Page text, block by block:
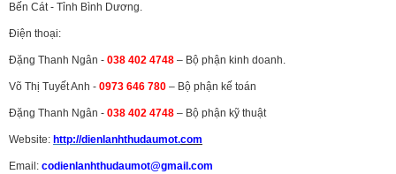
Bến Cát - Tỉnh Bình Dương.
Điện thoại:
Đặng Thanh Ngân - 038 402 4748 – Bộ phận kinh doanh.
Võ Thị Tuyết Anh - 0973 646 780 – Bộ phận kế toán
Đặng Thanh Ngân - 038 402 4748 – Bộ phận kỹ thuật
Website: http://dienlanhthudaumot.com
Email: codienlanhthudaumot@gmail.com